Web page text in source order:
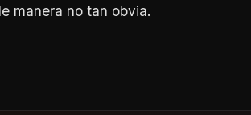
manera no tan obvia.